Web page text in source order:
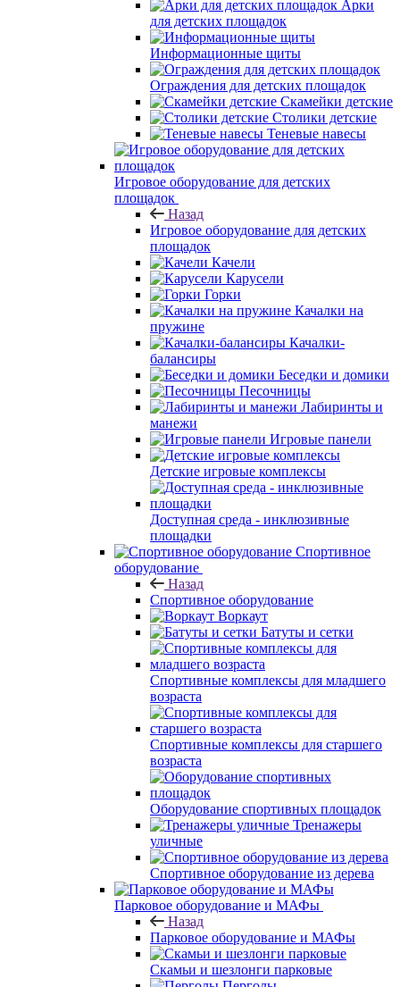
Арки
для детских площадок
Информационные щиты
Ограждения для детских площадок
Скамейки детские
Столики детские
Теневые навесы
Игровое оборудование для детских
площадок
Назад
Игровое оборудование для детских
площадок
Качели
Карусели
Горки
Качалки на
пружине
Качалки-
балансиры
Беседки и домики
Песочницы
Лабиринты и
манежи
Игровые панели
Детские игровые комплексы
Доступная среда - инклюзивные
площадки
Спортивное
оборудование
Назад
Спортивное оборудование
Воркаут
Батуты и сетки
Спортивные комплексы для младшего
возраста
Спортивные комплексы для старшего
возраста
Оборудование спортивных площадок
Тренажеры
уличные
Спортивное оборудование из дерева
Парковое оборудование и МАФы
Назад
Парковое оборудование и МАФы
Скамьи и шезлонги парковые